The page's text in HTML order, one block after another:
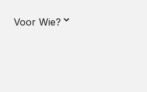
Voor Wie? ⌄